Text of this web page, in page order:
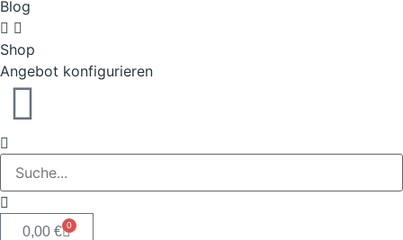
Blog
Shop
Angebot konfigurieren
0,00 € 0